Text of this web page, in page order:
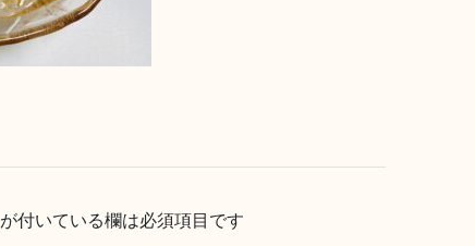
が付いている欄は必須項目です